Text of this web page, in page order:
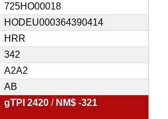
725HO00018
HODEU000364390414
HRR
342
A2A2
AB
gTPI 2420 / NM$ -321